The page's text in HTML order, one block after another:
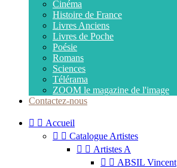
Cinéma
Histoire de France
Livres Anciens
Livres de Poche
Poésie
Romans
Sciences
Télérama
ZOOM le magazine de l'image
Contactez-nous
  Accueil
  Catalogue Artistes
  Artistes A
  ABSIL Vincent